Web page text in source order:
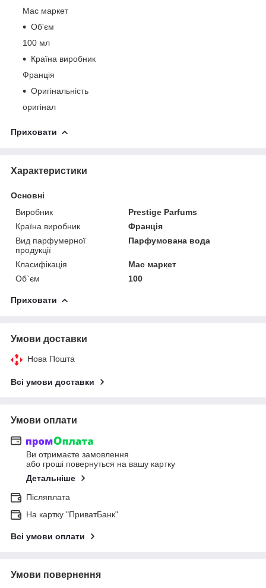
Мас маркет
Об'єм
100 мл
Країна виробник
Франція
Оригінальність
оригінал
Приховати
Характеристики
Основні
Виробник
Prestige Parfums
Країна виробник
Франція
Вид парфумерної
продукції
Парфумована вода
Класифікація
Мас маркет
Об`єм
100
Приховати
Умови доставки
Нова Пошта
Всі умови доставки
Умови оплати
Ви отримаєте замовлення
або гроші повернуться на вашу картку
Детальніше
Післяплата
На картку "ПриватБанк"
Всі умови оплати
Умови повернення